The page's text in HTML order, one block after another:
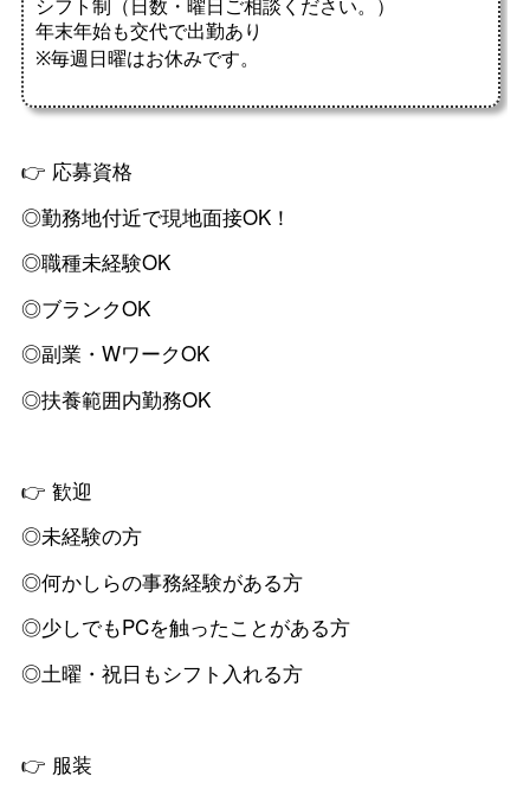
👉 応募資格
◎勤務地付近で現地面接OK！
◎職種未経験OK
◎ブランクOK
◎副業・WワークOK
◎扶養範囲内勤務OK
👉 歓迎
◎未経験の方
◎何かしらの事務経験がある方
◎少しでもPCを触ったことがある方
◎土曜・祝日もシフト入れる方
👉 服装